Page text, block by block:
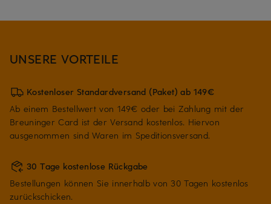
UNSERE VORTEILE
Kostenloser Standardversand (Paket) ab 149€
Ab einem Bestellwert von 149€ oder bei Zahlung mit der
Breuninger Card ist der Versand kostenlos. Hiervon
ausgenommen sind Waren im Speditionsversand.
30 Tage kostenlose Rückgabe
Bestellungen können Sie innerhalb von 30 Tagen kostenlos
zurückschicken.